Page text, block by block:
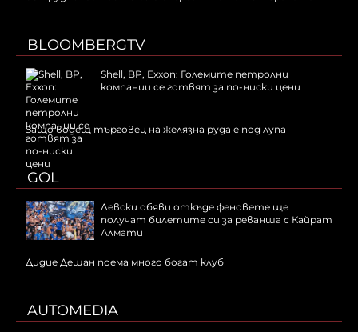
BLOOMBERGTV
Shell, BP, Exxon: Големите петролни
компании се готвят за по-ниски цени
Защо водещ търговец на желязна руда е под лупа
GOL
Левски обяви откъде феновете ще
получат билетите си за реванша с Кайрат
Алмати
Дидие Дешан поема много богат клуб
AUTOMEDIA